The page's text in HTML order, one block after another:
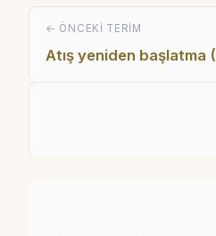
← ÖNCEKI TERIM
Atış yeniden başlatma